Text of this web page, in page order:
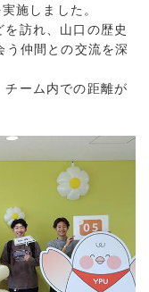
施しました。
訪れ、山口の歴史
う仲間との交流を深
チーム内での距離が